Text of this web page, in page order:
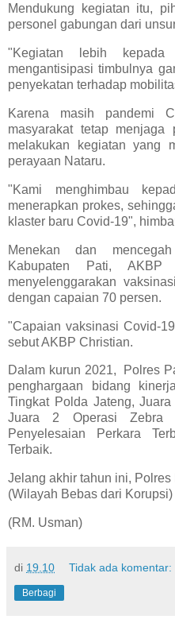
Mendukung kegiatan itu,
personel gabungan dari
"Kegiatan lebih kepada
mengantisipasi timbulnya
penyekatan terhadap
Karena masih pandemi
masyarakat tetap menjaga
melakukan kegiatan yang
perayaan Nataru.
"Kami menghimbau
menerapkan prokes,
klaster baru Covid-19",
Menekan dan
Kabupaten Pati, AKBP
menyelenggarakan
dengan capaian 70 persen.
"Capaian vaksinasi Covid-
sebut AKBP Christian.
Dalam kurun 2021, Polres
penghargaan bidang
Tingkat Polda Jateng,
Juara 2 Operasi Zebra
Penyelesaian Perkara
Terbaik.
Jelang akhir tahun ini,
(Wilayah Bebas dari
(RM. Usman)
di 19.10 Tidak ada komentar:
Berbagi